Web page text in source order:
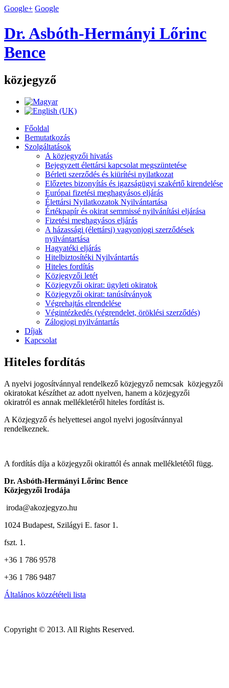
Google+ Google
Dr. Asbóth-Hermányi Lőrinc
Bence
közjegyző
Főoldal
Bemutatkozás
Szolgáltatások
A közjegyzői hivatás
Bejegyzett élettársi kapcsolat megszüntetése
Bérleti szerződés és kiürítési nyilatkozat
Előzetes bizonyítás és igazságügyi szakértő kirendelése
Európai fizetési meghagyásos eljárás
Élettársi Nyilatkozatok Nyilvántartása
Értékpapír és okirat semmissé nyilvánítási eljárása
Fizetési meghagyásos eljárás
A házassági (élettársi) vagyonjogi szerződések
nyilvántartása
Hagyatéki eljárás
Hitelbiztosítéki Nyilvántartás
Hiteles fordítás
Közjegyzői letét
Közjegyzői okirat: ügyleti okiratok
Közjegyzői okirat: tanúsítványok
Végrehajtás elrendelése
Végintézkedés (végrendelet, öröklési szerződés)
Zálogjogi nyilvántartás
Díjak
Kapcsolat
Hiteles fordítás
A nyelvi jogosítvánnyal rendelkező közjegyző nemcsak közjegyzői
okiratokat készíthet az adott nyelven, hanem a közjegyzői
okiratról es annak mellékletéről hiteles fordítást is.
A Közjegyző és helyettesei angol nyelvi jogosítvánnyal
rendelkeznek.
A fordítás díja a közjegyzői okirattól és annak mellékletétől függ.
Dr. Asbóth-Hermányi Lőrinc Bence
Közjegyzői Irodája
iroda@akozjegyzo.hu
1024 Budapest, Szilágyi E. fasor 1.
fszt. 1.
+36 1 786 9578
+36 1 786 9487
Általános közzétételi lista
Copyright © 2013. All Rights Reserved.